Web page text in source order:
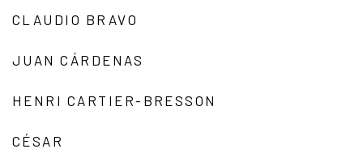
CLAUDIO BRAVO
JUAN CÁRDENAS
HENRI CARTIER-BRESSON
CÉSAR